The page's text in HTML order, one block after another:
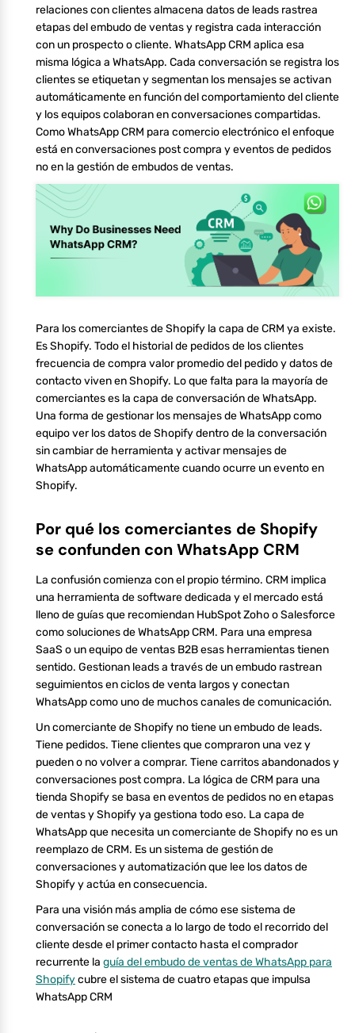
relaciones con clientes almacena datos de leads rastrea
etapas del embudo de ventas y registra cada interacción
con un prospecto o cliente. WhatsApp CRM aplica esa
misma lógica a WhatsApp. Cada conversación se registra los
clientes se etiquetan y segmentan los mensajes se activan
automáticamente en función del comportamiento del cliente
y los equipos colaboran en conversaciones compartidas.
Como WhatsApp CRM para comercio electrónico el enfoque
está en conversaciones post compra y eventos de pedidos
no en la gestión de embudos de ventas.
Para los comerciantes de Shopify la capa de CRM ya existe.
Es Shopify. Todo el historial de pedidos de los clientes
frecuencia de compra valor promedio del pedido y datos de
contacto viven en Shopify. Lo que falta para la mayoría de
comerciantes es la capa de conversación de WhatsApp.
Una forma de gestionar los mensajes de WhatsApp como
equipo ver los datos de Shopify dentro de la conversación
sin cambiar de herramienta y activar mensajes de
WhatsApp automáticamente cuando ocurre un evento en
Shopify.
Por qué los comerciantes de Shopify
se confunden con WhatsApp CRM
La confusión comienza con el propio término. CRM implica
una herramienta de software dedicada y el mercado está
lleno de guías que recomiendan HubSpot Zoho o Salesforce
como soluciones de WhatsApp CRM. Para una empresa
SaaS o un equipo de ventas B2B esas herramientas tienen
sentido. Gestionan leads a través de un embudo rastrean
seguimientos en ciclos de venta largos y conectan
WhatsApp como uno de muchos canales de comunicación.
Un comerciante de Shopify no tiene un embudo de leads.
Tiene pedidos. Tiene clientes que compraron una vez y
pueden o no volver a comprar. Tiene carritos abandonados y
conversaciones post compra. La lógica de CRM para una
tienda Shopify se basa en eventos de pedidos no en etapas
de ventas y Shopify ya gestiona todo eso. La capa de
WhatsApp que necesita un comerciante de Shopify no es un
reemplazo de CRM. Es un sistema de gestión de
conversaciones y automatización que lee los datos de
Shopify y actúa en consecuencia.
Para una visión más amplia de cómo ese sistema de
conversación se conecta a lo largo de todo el recorrido del
cliente desde el primer contacto hasta el comprador
recurrente la guía del embudo de ventas de WhatsApp para
Shopifycubre el sistema de cuatro etapas que impulsa
WhatsApp CRM